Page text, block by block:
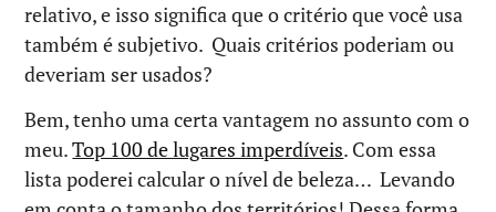
relativo, e isso significa que o critério que você usa
também é subjetivo. Quais critérios poderiam ou
deveriam ser usados?
Bem, tenho uma certa vantagem no assunto com o
meu.Top 100 de lugares imperdíveis. Com essa
lista poderei calcular o nível de beleza… Levando